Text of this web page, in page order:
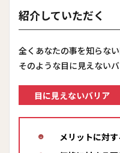
紹介していただく
全くあなたの事を知らな
そのような目に見えない
目に見えないバリア
メリットに対